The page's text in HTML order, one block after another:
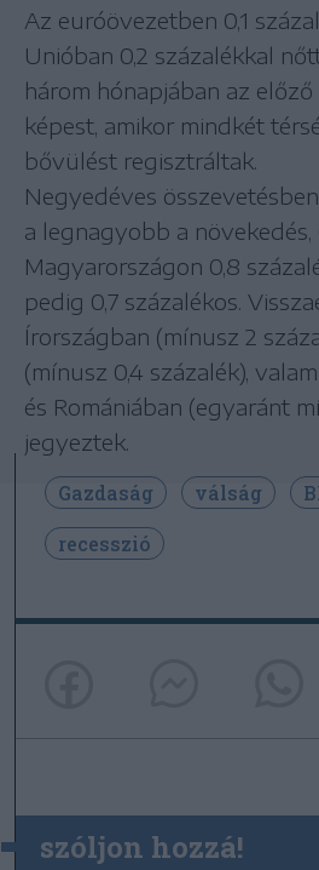
Az euróövezetben 0,1
Unióban 0,2 százalékkal
három hónapjában az
képest, amikor mindkét
bővülést regisztráltak.
Negyedéves
a legnagyobb a növekedés,
Magyarországon 0,8
pedig 0,7 százalékos.
Írországban (mínusz 2
(mínusz 0,4 százalék),
és Romániában (egyaránt
jegyeztek.
Gazdaság válság
recesszió
szóljon hozzá!